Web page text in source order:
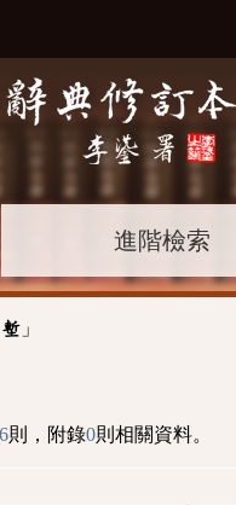
進階檢索
塹 」
則，附錄0則相關資料。